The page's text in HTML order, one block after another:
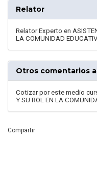
Relator
Relator Experto en
LA COMUNIDAD
Otros comentarios
Cotizar por este medio
Y SU ROL EN LA
Compartir